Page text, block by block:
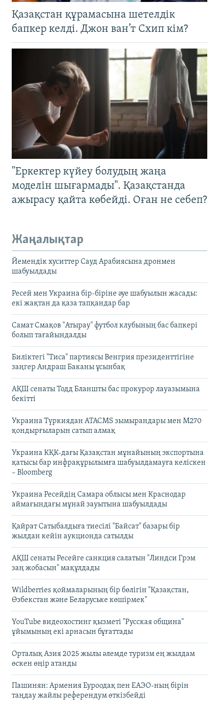
Қазақстан құрамасына шетелдік
бапкер келді. Джон ван’т Схип кім?
"Еркектер күйеу болудың жаңа
моделін шығармады". Қазақстанда
ажырасу қайта көбейді. Оған не себеп?
Жаңалықтар
Йемендік хуситтер Сауд Арабиясына дронмен
шабуылдады
Ресей мен Украина бір-біріне әуе шабуылын жасады:
екі жақтан да қаза тапқандар бар
Самат Смақов "Атырау" футбол клубының бас бапкері
болып тағайындалды
Биліктегі "Тиса" партиясы Венгрия президенттігіне
заңгер Андраш Баканы ұсынбақ
АҚШ сенаты Тодд Бланшты бас прокурор лауазымына
бекітті
Украина Түркиядан ATACMS зымырандары мен M270
қондырғыларын сатып алмақ
Украина КҚК-дағы Қазақстан мұнайының экспортына
қатысы бар инфрақұрылымға шабуылдамауға келіскен
– Bloomberg
Украина Ресейдің Самара облысы мен Краснодар
аймағындағы мұнай зауытына шабуылдады
Қайрат Сатыбалдыға тиесілі "Байсат" базары бір
жылдан кейін аукционда сатылды
АҚШ сенаты Ресейге санкция салатын "Линдси Грэм
заң жобасын" мақұлдады
Wildberries қоймаларының бір бөлігін "Қазақстан,
Өзбекстан және Беларуське көшірмек"
YouTube видеохостинг қызметі "Русская община"
ұйымының екі арнасын бұғаттады
Орталық Азия 2025 жылы әлемде туризм ең жылдам
өскен өңір атанды
Пашинян: Армения Еуроодақ пен ЕАЭО-ның бірін
таңдау жайлы референдум өткізбейді